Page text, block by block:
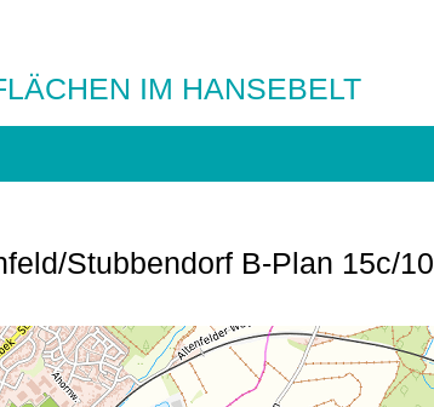
IM HANSEBELT
Stubbendorf B-Plan 15c/10